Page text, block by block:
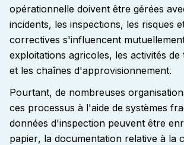
opérationnelle doivent être gérées
incidents, les inspections, les risques
correctives s'influencent
exploitations agricoles, les activités
et les chaînes d'approvisionnement.
Pourtant, de nombreuses
ces processus à l'aide de systèmes
données d'inspection peuvent être
papier, la documentation relative à la